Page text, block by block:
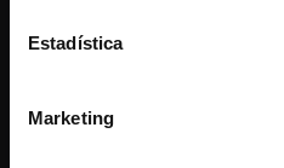
Estadística
Marketing